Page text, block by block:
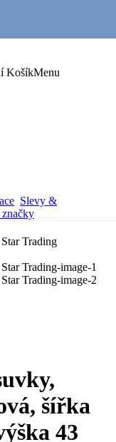
KošíkMenu
Slevy &
šířka
43